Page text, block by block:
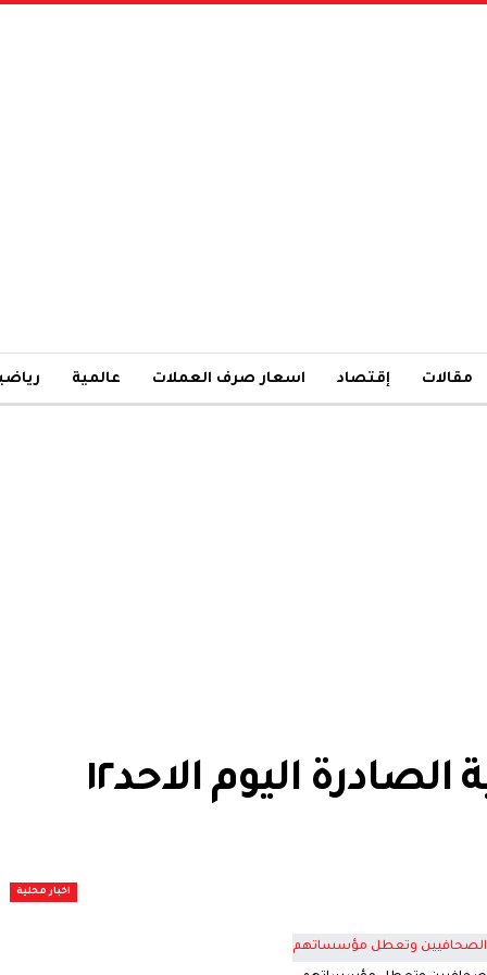
مقالات إقتصاد اسعار صرف العملات عالمية
عناوين الصحف السودانية الصادرة اليوم الاحد١٢
اخبار محلية